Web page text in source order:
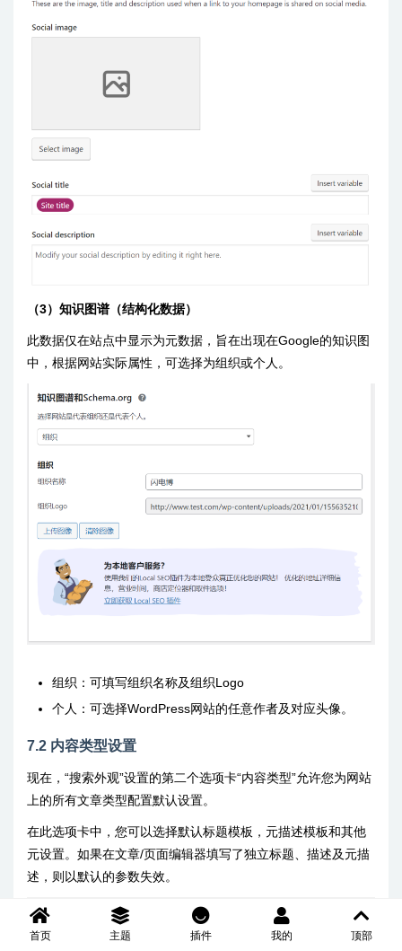
（3）知识图谱（结构化数据）
此数据仅在站点中显示为元数据，旨在出现在Google的知识图
中，根据网站实际属性，可选择为组织或个人。
组织：可填写组织名称及组织Logo
个人：可选择WordPress网站的任意作者及对应头像。
7.2 内容类型设置
现在，“搜索外观”设置的第二个选项卡“内容类型”允许您为网站
上的所有文章类型配置默认设置。
在此选项卡中，您可以选择默认标题模板，元描述模板和其他
元设置。如果在文章/页面编辑器填写了独立标题、描述及元描
述，则以默认的参数失效。
首页 主题 插件 我的 顶部